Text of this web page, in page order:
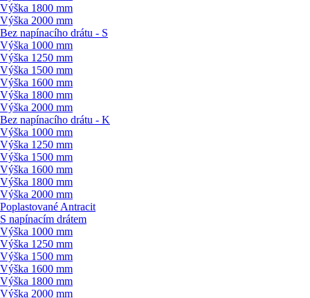
Výška 1800 mm
Výška 2000 mm
Bez napínacího drátu - S
Výška 1000 mm
Výška 1250 mm
Výška 1500 mm
Výška 1600 mm
Výška 1800 mm
Výška 2000 mm
Bez napínacího drátu - K
Výška 1000 mm
Výška 1250 mm
Výška 1500 mm
Výška 1600 mm
Výška 1800 mm
Výška 2000 mm
Poplastované Antracit
S napínacím drátem
Výška 1000 mm
Výška 1250 mm
Výška 1500 mm
Výška 1600 mm
Výška 1800 mm
Výška 2000 mm